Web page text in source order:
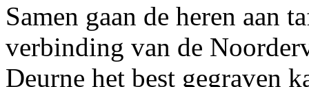
Samen gaan de heren aan
verbinding van de
Deurne het best gegraven